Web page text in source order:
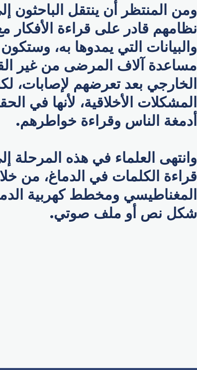
ومن المنتظر أن ينتقل الباحثون
نظامهم قادر على قراءة الأفكار
والبيانات التي يمدوها به،
مساعدة آلاف المرضى من غير
الخارجي بعد تعرضهم لإصابات،
المشكلات الأخلاقية، لأنها في
أدمغة الناس وقراءة خواطرهم.
وانتهى العلماء في هذه المرحلة
قراءة الكلمات في الدماغ، من
المغناطيسي ومخطط كهربية
شكل نص أو ملف صوتي.